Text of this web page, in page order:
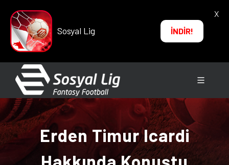
Sosyal Lig İNDİR!
X
Erden Timur Icardi